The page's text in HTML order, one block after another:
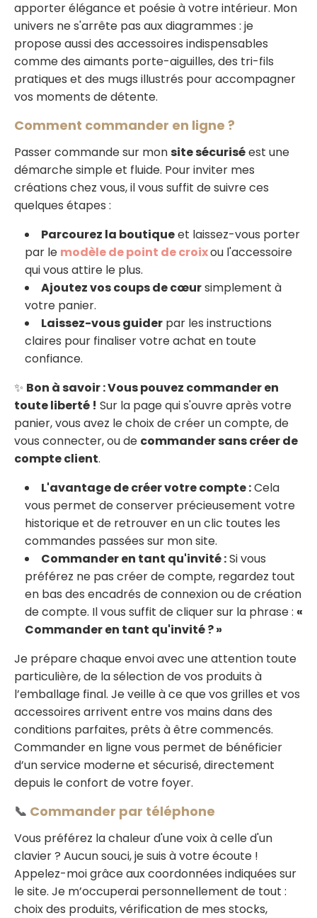
apporter élégance et poésie à votre intérieur. Mon
univers ne s'arrête pas aux diagrammes : je
propose aussi des accessoires indispensables
comme des aimants porte-aiguilles, des tri-fils
pratiques et des mugs illustrés pour accompagner
vos moments de détente.
Comment commander en ligne ?
Passer commande sur monsite sécuriséest une
démarche simple et fluide. Pour inviter mes
créations chez vous, il vous suffit de suivre ces
quelques étapes :
Parcourez la boutiqueet laissez-vous porter
par le modèle de point de croixou l'accessoire
qui vous attire le plus.
Ajoutez vos coups de cœursimplement à
votre panier.
Laissez-vous guider par les instructions
claires pour finaliser votre achat en toute
confiance.
✨ Bon à savoir : Vous pouvez commander en
toute liberté ! Sur la page qui s'ouvre après votre
panier, vous avez le choix de créer un compte, de
vous connecter, ou de commander sans créer de
compte client.
L'avantage de créer votre compte :Cela
vous permet de conserver précieusement votre
historique et de retrouver en un clic toutes les
commandes passées sur mon site.
Commander en tant qu'invité :Si vous
préférez ne pas créer de compte, regardez tout
en bas des encadrés de connexion ou de création
de compte. Il vous suffit de cliquer sur la phrase : «
Commander en tant qu'invité ? »
Je prépare chaque envoi avec une attention toute
particulière, de la sélection de vos produits à
l’emballage final. Je veille à ce que vos grilles et vos
accessoires arrivent entre vos mains dans des
conditions parfaites, prêts à être commencés.
Commander en ligne vous permet de bénéficier
d’un service moderne et sécurisé, directement
depuis le confort de votre foyer.
📞 Commander par téléphone
Vous préférez la chaleur d'une voix à celle d'un
clavier ? Aucun souci, je suis à votre écoute !
Appelez-moi grâce aux coordonnées indiquées sur
le site. Je m’occuperai personnellement de tout :
choix des produits, vérification de mes stocks,